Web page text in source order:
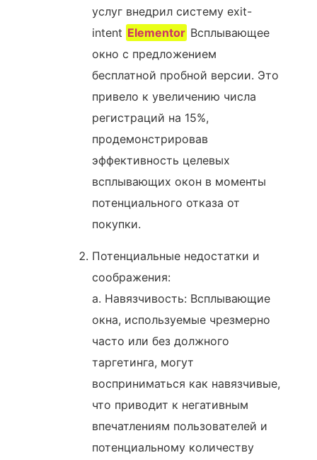
услуг внедрил систему exit-
intent Elementor Всплывающее
окно с предложением
бесплатной пробной версии. Это
привело к увеличению числа
регистраций на 15%,
продемонстрировав
эффективность целевых
всплывающих окон в моменты
потенциального отказа от
покупки.
Потенциальные недостатки и
соображения:
a. Навязчивость: Всплывающие
окна, используемые чрезмерно
часто или без должного
таргетинга, могут
восприниматься как навязчивые,
что приводит к негативным
впечатлениям пользователей и
потенциальному количеству